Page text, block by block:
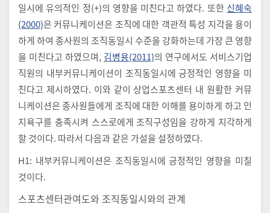
일시에 유의적인 정(+)의 영향을 미친다고 하였다. 또한 신혜숙
(2000)은 커뮤니케이션은 조직에 대한 객관적 특성 지각을 용이
하게 하여 종사원의 조직동일시 수준을 강화하는데 가장 큰 영향
을 미친다고 하였으며, 김병용(2011)의 연구에서도 서비스기업
직원의 내부커뮤니케이션이 조직동일시에 긍정적인 영향을 미
친다고 제시하였다. 이와 같이 상업스포츠센터 내 원활한 커뮤
니케이션은 종사원들에게 조직에 대한 이해를 용이하게 하고 인
지욕구를 충족시켜 스스로에게 조직구성임을 강하게 지각하게
할 것이다. 따라서 다음과 같은 가설을 설정하였다.
H1: 내부커뮤니케이션은 조직동일시에 긍정적인 영향을 미칠
것이다.
스포츠센터관여도와 조직동일시와의 관계